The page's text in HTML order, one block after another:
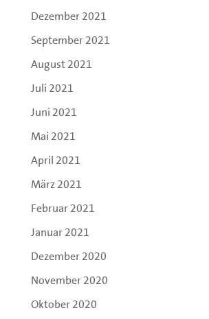
Dezember 2021
September 2021
August 2021
Juli 2021
Juni 2021
Mai 2021
April 2021
März 2021
Februar 2021
Januar 2021
Dezember 2020
November 2020
Oktober 2020